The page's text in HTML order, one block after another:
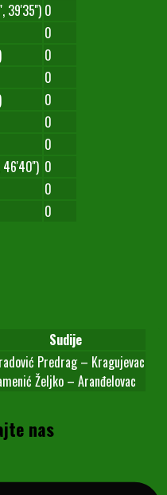
39'35'') 0
0
0
0
0
0
0
46'40'') 0
0
0
Sudije
Predrag – Kragujevac
Željko – Aranđelovac
nas